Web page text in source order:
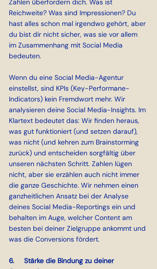
Zahlen überfordern dich. Was ist
Reichweite? Was sind Impressionen? Du
hast alles schon mal irgendwo gehört, aber
du bist dir nicht sicher, was sie vor allem
im Zusammenhang mit Social Media
bedeuten.
Wenn du eine Social Media-Agentur
einstellst, sind KPIs (Key-Performane-
Indicators) kein Fremdwort mehr. Wir
analysieren deine Social Media-Insights. Im
Klartext bedeutet das: Wir finden heraus,
was gut funktioniert (und setzen darauf),
was nicht (und kehren zum Brainstorming
zurück) und entscheiden sorgfältig über
unseren nächsten Schritt. Zahlen lügen
nicht, aber sie erzählen auch nicht immer
die ganze Geschichte. Wir nehmen einen
ganzheitlichen Ansatz bei der Analyse
deines Social Media-Reportings ein und
behalten im Auge, welcher Content am
besten bei deiner Zielgruppe ankommt und
was die Conversions fördert.
6.     Stärke die Bindung zu deiner